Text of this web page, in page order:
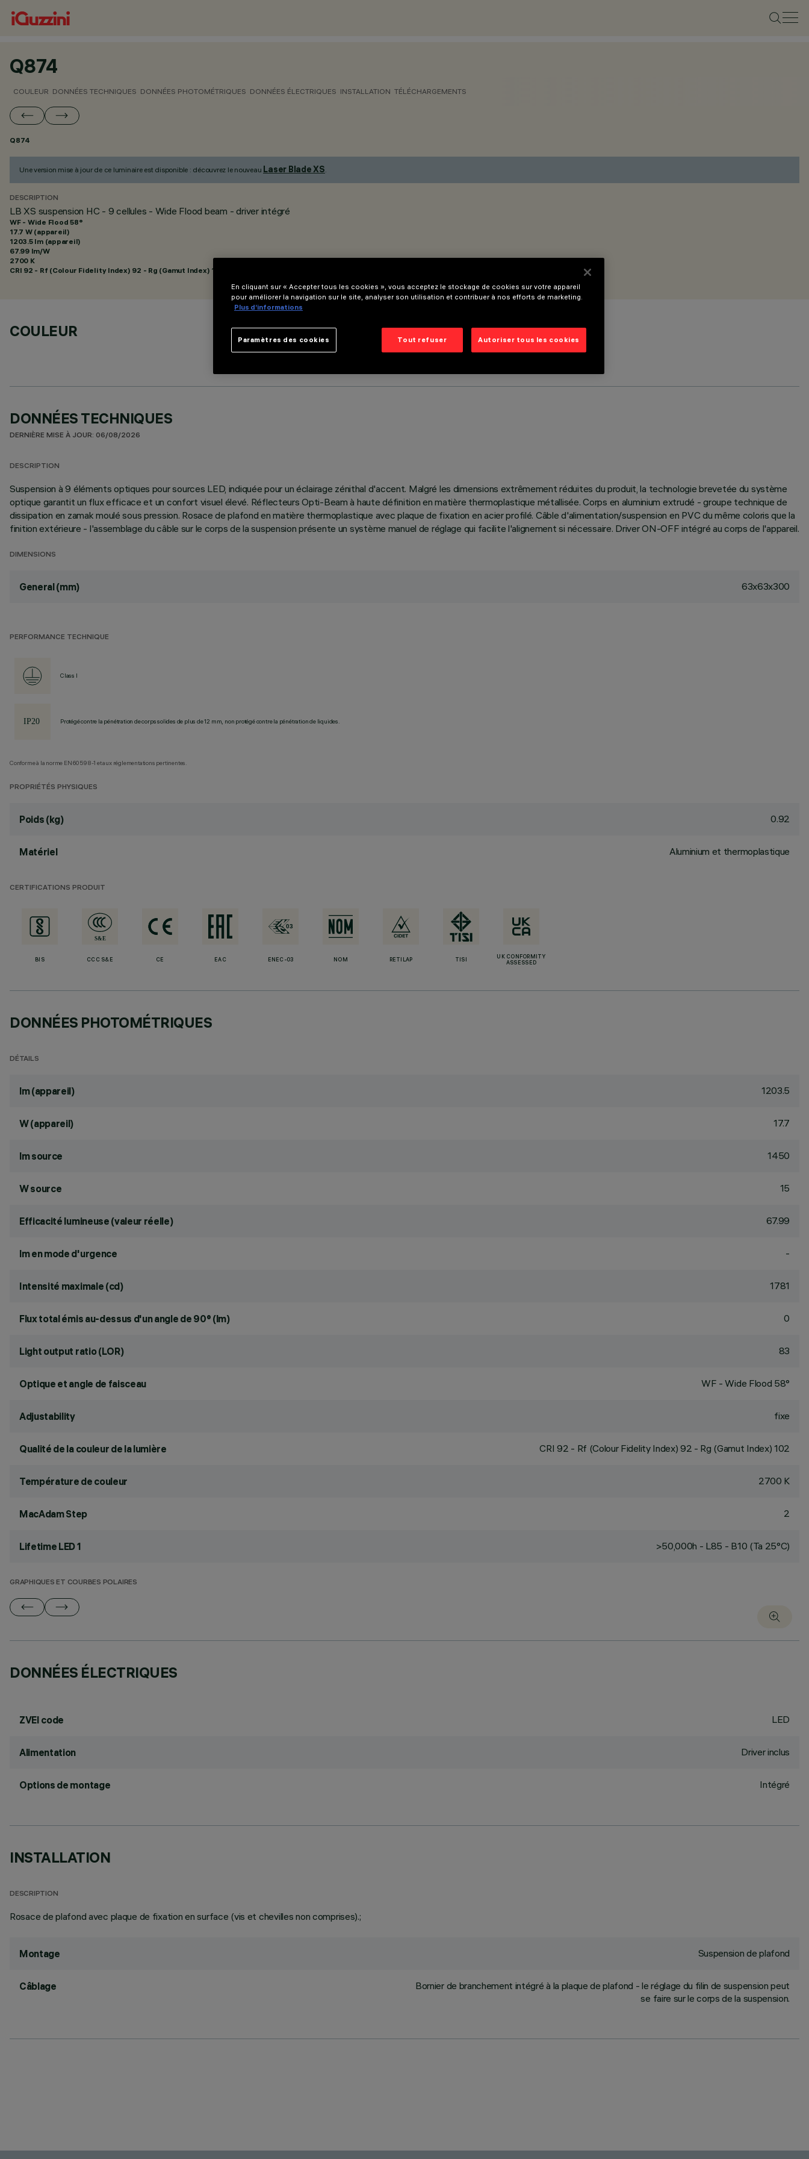
Q874
COULEUR DONNÉES TECHNIQUES DONNÉES PHOTOMÉTRIQUES DONNÉES ÉLECTRIQUES INSTALLATION TÉLÉCHARGEMENTS
Q874
Une version mise à jour de ce luminaire est disponible : découvrez le nouveau Laser Blade XS.
DESCRIPTION
LB XS suspension HC - 9 cellules - Wide Flood beam - driver intégré
WF - Wide Flood 58°
17.7 W (appareil)
1203.5 lm (appareil)
67.99 lm/W
2700 K
CRI 92 - Rf (Colour Fidelity Index) 92 - Rg (Gamut Index) 102
COULEUR
DONNÉES TECHNIQUES
DERNIÈRE MISE À JOUR: 06/08/2026
DESCRIPTION
Suspension à 9 éléments optiques pour sources LED, indiquée pour un éclairage zénithal d'accent. Malgré les dimensions extrêmement réduites du produit, la technologie brevetée du système
optique garantit un flux efficace et un confort visuel élevé. Réflecteurs Opti-Beam à haute définition en matière thermoplastique métallisée. Corps en aluminium extrudé - groupe technique de
dissipation en zamak moulé sous pression. Rosace de plafond en matière thermoplastique avec plaque de fixation en acier profilé. Câble d'alimentation/suspension en PVC du même coloris que la
finition extérieure - l'assemblage du câble sur le corps de la suspension présente un système manuel de réglage qui facilite l'alignement si nécessaire. Driver ON-OFF intégré au corps de l'appareil.
DIMENSIONS
General (mm) 63x63x300
PERFORMANCE TECHNIQUE
Class I
Protégé contre la pénétration de corps solides de plus de 12 mm, non protégé contre la pénétration de liquides.
Conforme à la norme EN60598-1 et aux réglementations pertinentes.
PROPRIÉTÉS PHYSIQUES
Poids (kg) 0.92
Matériel Aluminium et thermoplastique
CERTIFICATIONS PRODUIT
BIS CCC S&E CE EAC ENEC-03 NOM RETILAP TISI
UK CONFORMITY
ASSESSED
DONNÉES PHOTOMÉTRIQUES
DÉTAILS
lm (appareil) 1203.5
W (appareil) 17.7
lm source 1450
W source 15
Efficacité lumineuse (valeur réelle) 67.99
lm en mode d'urgence -
Intensité maximale (cd) 1781
Flux total émis au-dessus d'un angle de 90° (lm) 0
Light output ratio (LOR) 83
Optique et angle de faisceau WF - Wide Flood 58°
Adjustability fixe
Qualité de la couleur de la lumière CRI92 - Rf (Colour Fidelity Index) 92 - Rg (Gamut Index) 102
Température de couleur 2700 K
MacAdam Step 2
Lifetime LED 1 >50,000h - L85 - B10 (Ta 25°C)
GRAPHIQUES ET COURBES POLAIRES
DONNÉES ÉLECTRIQUES
ZVEI code LED
Alimentation Driver inclus
Options de montage Intégré
INSTALLATION
DESCRIPTION
Rosace de plafond avec plaque de fixation en surface (vis et chevilles non comprises).;
Montage Suspension de plafond
Câblage
Bornier de branchement intégré à la plaque de plafond - le réglage du filin de suspension peut
se faire sur le corps de la suspension.
En cliquant sur « Accepter tous les cookies », vous acceptez le stockage de cookies sur votre appareil
pour améliorer la navigation sur le site, analyser son utilisation et contribuer à nos efforts de marketing.
Plus d’informations
Tout refuser Autoriser tous les cookies
Paramètres des cookies